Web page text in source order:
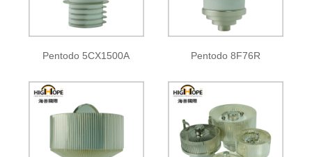
Pentodo 5CX1500A Pentodo 8F76R